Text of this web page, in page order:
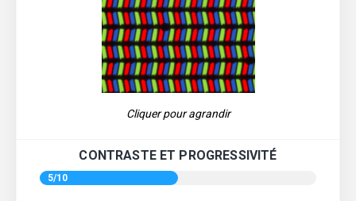
Cliquer pour agrandir
CONTRASTE ET PROGRESSIVITÉ
5/10